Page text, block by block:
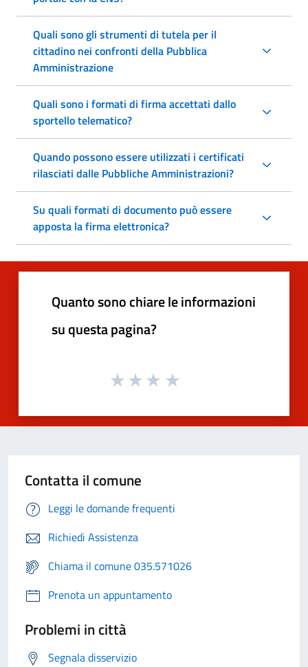
Quali sono gli strumenti di tutela per il
cittadino nei confronti della Pubblica
Amministrazione
Quali sono i formati di firma accettati dallo
sportello telematico?
Quando possono essere utilizzati i certificati
rilasciati dalle Pubbliche Amministrazioni?
Su quali formati di documento può essere
apposta la firma elettronica?
Quanto sono chiare le informazioni
su questa pagina?
Contatta il comune
Leggi le domande frequenti
Richiedi Assistenza
Chiama il comune 035.571026
Prenota un appuntamento
Problemi in città
Segnala disservizio